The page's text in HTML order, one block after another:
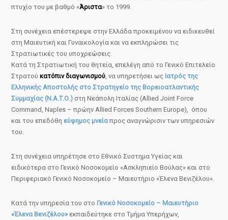
πτυχίο του με βαθμό «Άριστα» το 1999.
Στη συνέχεια επέστερεψε στην Ελλάδα προκειμένου να ειδικευθεί
στη Μαιευτική και Γυναικολογία και να εκπληρώσει τις
Στρατιωτικές του υποχρεώσεις.
Κατά τη Στρατιωτική του θητεία, επελέγη από το Γενικό Επιτελείο
Στρατούκατόπιν διαγωνισμού, να υπηρετήσει ως Ιατρός της
Ελληνικής Αποστολής στο Στρατηγείο της Βορειοατλαντικής
Συμμαχίας (Ν.Α.Τ.Ο.) στη Νεάπολη Ιταλίας (Allied Joint Force
Command, Naples – πρώην Allied Forces Southern Europe), όπου
και του επεδόθη εύφημος μνείαπρος αναγνώρισιν των υπηρεσιών
του.
Στη συνέχεια υπηρέτησε στο Εθνικό Συστημα Υγείας και
ειδικότερα στο Γενικό Νοσοκομείο «Ασκληπιείο Βούλας» και στο
Περιφεριακό Γενικό Νοσοκομείο – Μαιευτήριο «Έλενα Βενιζέλου».
Κατά την υπηρεσία του στο Γενικό Νοσοκομείο – Μαιευτήριο
«Έλενα Βενιζέλου» εκπαιδεύτηκε στο Τμήμα Υπερήχων,